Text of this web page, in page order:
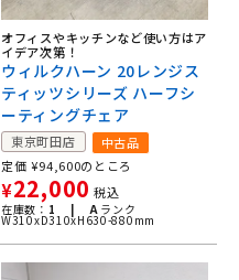
オフィスやキッチンなど使い方はア
イデア次第！
ウィルクハーン 20レンジス
ティッツシリーズ ハーフシ
ーティングチェア
東京町田店
中古品
定価 ¥94,600のところ
¥22,000 税込
在庫数： 1 | Aランク
W310xD310xH630-880mm